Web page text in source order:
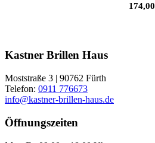
174,00
Kastner Brillen Haus
Moststraße 3 | 90762 Fürth
Telefon: 0911 776673
info@kastner-brillen-haus.de
Öffnungszeiten